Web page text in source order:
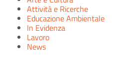
Attività e Ricerche
Educazione Ambientale
In Evidenza
Lavoro
News